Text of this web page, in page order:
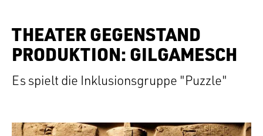
THEATER GEGENSTAND
PRODUKTION: GILGAMESCH
Es spielt die Inklusionsgruppe "Puzzle"